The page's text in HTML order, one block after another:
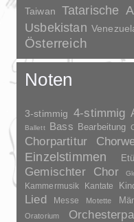
Taiwan Tatarische
Usbekistan
Österreich
Noten
3-stimmig 4-stimmig
Ballett Bass Bearbeitung
Chorpartitur
Einzelstimmen
Gemischter Chor
Kammermusik Kantate
Lied Messe Motette
Oratorium